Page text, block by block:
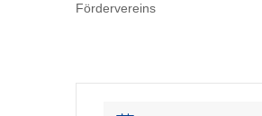
Fördervereins